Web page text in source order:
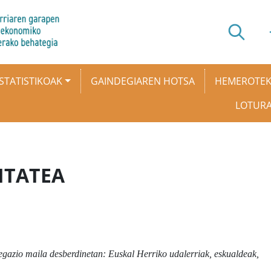
GAINDEGIAREN HOTSA
maila desberdinetan: Euskal Herriko udalerriak, eskualdeak,